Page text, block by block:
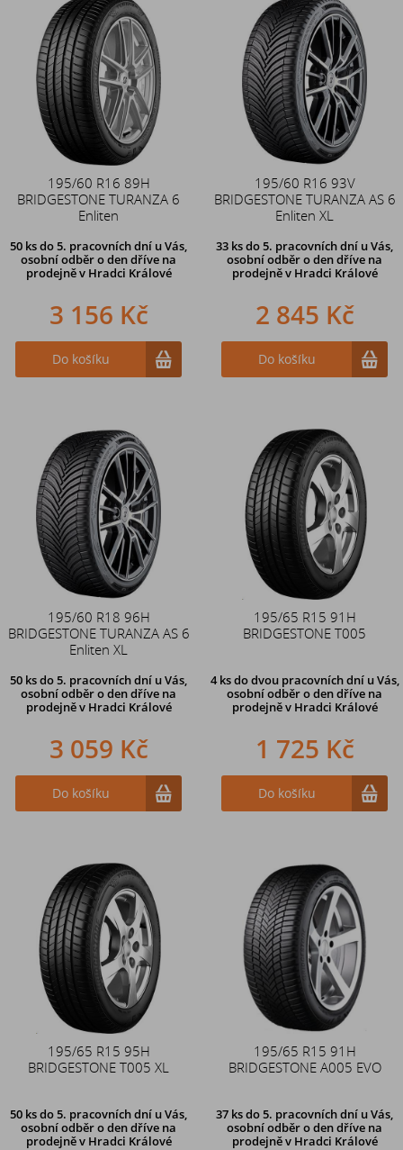
195/60 R16 89H
BRIDGESTONE TURANZA 6
Enliten
50 ksdo 5. pracovních dní u Vás,
osobní odběr o den dříve na
prodejněv Hradci Králové
3 156 Kč
Do košíku
195/60 R16 93V
BRIDGESTONE TURANZA AS 6
Enliten XL
33 ksdo 5. pracovních dní u Vás,
osobní odběr o den dříve na
prodejněv Hradci Králové
2 845 Kč
Do košíku
195/60 R18 96H
BRIDGESTONE TURANZA AS 6
Enliten XL
50 ksdo 5. pracovních dní u Vás,
osobní odběr o den dříve na
prodejněv Hradci Králové
3 059 Kč
Do košíku
195/65 R15 91H
BRIDGESTONE T005
4 ks do dvou pracovních dní u Vás,
osobní odběr o den dříve na
prodejně v Hradci Králové
1 725 Kč
Do košíku
195/65 R15 95H
BRIDGESTONE T005 XL
50 ksdo 5. pracovních dní u Vás,
osobní odběr o den dříve na
prodejněv Hradci Králové
195/65 R15 91H
BRIDGESTONE A005 EVO
37 ksdo 5. pracovních dní u Vás,
osobní odběr o den dříve na
prodejněv Hradci Králové